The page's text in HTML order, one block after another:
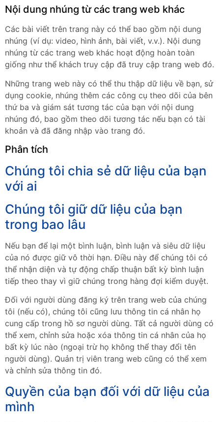
Nội dung nhúng từ các trang web khác
Các bài viết trên trang này có thể bao gồm nội dung
nhúng (ví dụ: video, hình ảnh, bài viết, v.v.). Nội dung
nhúng từ các trang web khác hoạt động hoàn toàn
giống như thể khách truy cập đã truy cập trang web đó.
Những trang web này có thể thu thập dữ liệu về bạn, sử
dụng cookie, nhúng thêm các công cụ theo dõi của bên
thứ ba và giám sát tương tác của bạn với nội dung
nhúng đó, bao gồm theo dõi tương tác nếu bạn có tài
khoản và đã đăng nhập vào trang đó.
Phân tích
Chúng tôi chia sẻ dữ liệu của bạn
với ai
Chúng tôi giữ dữ liệu của bạn
trong bao lâu
Nếu bạn để lại một bình luận, bình luận và siêu dữ liệu
của nó được giữ vô thời hạn. Điều này để chúng tôi có
thể nhận diện và tự động chấp thuận bất kỳ bình luận
tiếp theo thay vì giữ chúng trong hàng đợi kiểm duyệt.
Đối với người dùng đăng ký trên trang web của chúng
tôi (nếu có), chúng tôi cũng lưu thông tin cá nhân họ
cung cấp trong hồ sơ người dùng. Tất cả người dùng có
thể xem, chỉnh sửa hoặc xóa thông tin cá nhân của họ
bất kỳ lúc nào (ngoại trừ họ không thể thay đổi tên
người dùng). Quản trị viên trang web cũng có thể xem
và chỉnh sửa thông tin đó.
Quyền của bạn đối với dữ liệu của
mình